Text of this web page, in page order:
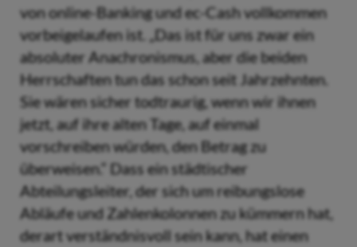
von online-Banking und ec-Cash vollkommen
vorbeigelaufen ist. „Das ist für uns zwar ein
absoluter Anachronismus, aber die beiden
Herrschaften tun das schon seit Jahrzehnten.
Sie wären sicher todtraurig, wenn wir ihnen
jetzt, auf ihre alten Tage, auf einmal
vorschreiben würden, den Betrag zu
überweisen.“ Dass ein städtischer
Abteilungsleiter, der sich um reibungslose
Abläufe und Zahlenkolonnen zu kümmern hat,
derart verständnisvoll sein kann, hat einen